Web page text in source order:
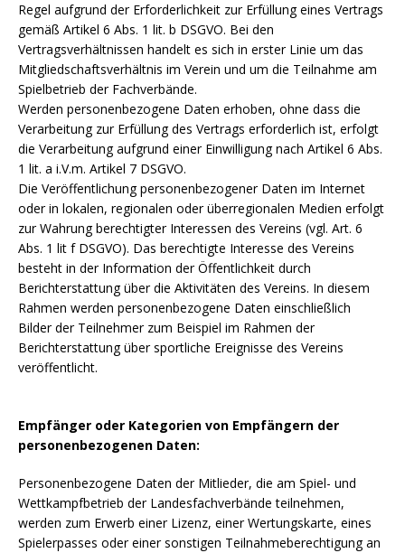
Regel aufgrund der Erforderlichkeit zur Erfüllung eines Vertrags
gemäß Artikel 6 Abs. 1 lit. b DSGVO. Bei den
Vertragsverhältnissen handelt es sich in erster Linie um das
Mitgliedschaftsverhältnis im Verein und um die Teilnahme am
Spielbetrieb der Fachverbände.
Werden personenbezogene Daten erhoben, ohne dass die
Verarbeitung zur Erfüllung des Vertrags erforderlich ist, erfolgt
die Verarbeitung aufgrund einer Einwilligung nach Artikel 6 Abs.
1 lit. a i.V.m. Artikel 7 DSGVO.
Die Veröffentlichung personenbezogener Daten im Internet
oder in lokalen, regionalen oder überregionalen Medien erfolgt
zur Wahrung berechtigter Interessen des Vereins (vgl. Art. 6
Abs. 1 lit f DSGVO). Das berechtigte Interesse des Vereins
besteht in der Information der Öffentlichkeit durch
Berichterstattung über die Aktivitäten des Vereins. In diesem
Rahmen werden personenbezogene Daten einschließlich
Bilder der Teilnehmer zum Beispiel im Rahmen der
Berichterstattung über sportliche Ereignisse des Vereins
veröffentlicht.
Empfänger oder Kategorien von Empfängern der
personenbezogenen Daten:
Personenbezogene Daten der Mitlieder, die am Spiel- und
Wettkampfbetrieb der Landesfachverbände teilnehmen,
werden zum Erwerb einer Lizenz, einer Wertungskarte, eines
Spielerpasses oder einer sonstigen Teilnahmeberechtigung an